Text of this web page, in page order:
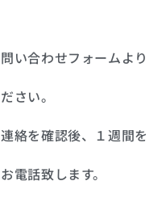
い合わせフォームより
さい。
絡を確認後、１週間を
電話致します。